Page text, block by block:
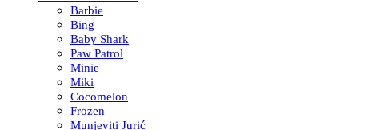
Barbie
Bing
Baby Shark
Paw Patrol
Minie
Miki
Cocomelon
Frozen
Munjeviti Jurić